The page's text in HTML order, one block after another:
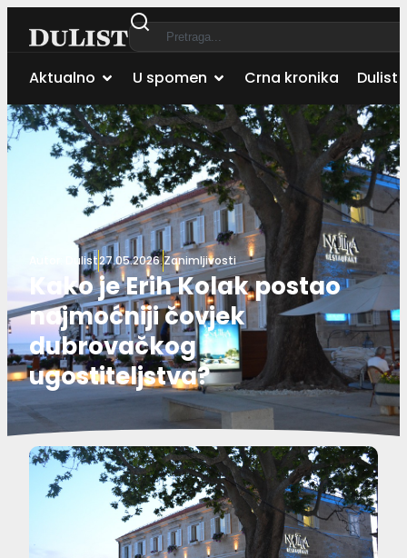
Aktualno U spomen Crna kronika Dulist
Dulist27.05.2026.Zanimljivosti
Kako je Erih Kolak postao
najmoćniji čovjek
dubrovačkog
ugostiteljstva?